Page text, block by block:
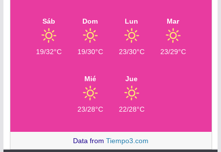
Sáb
19/32°C
Dom
19/30°C
Lun
23/30°C
Mar
23/29°C
Mié
23/28°C
Jue
22/28°C
Data fromTiempo3.com